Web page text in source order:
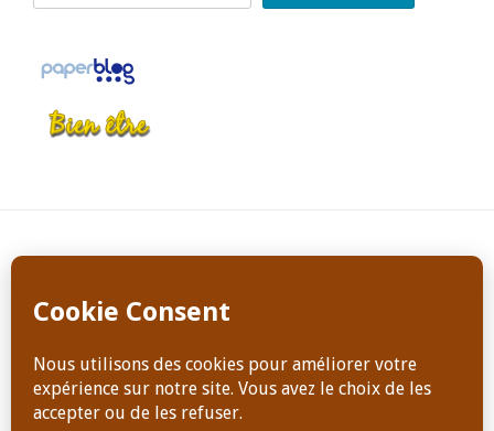
Copyright Dominique Jeanneret, tous droits de reproduction
réservés en tout temps